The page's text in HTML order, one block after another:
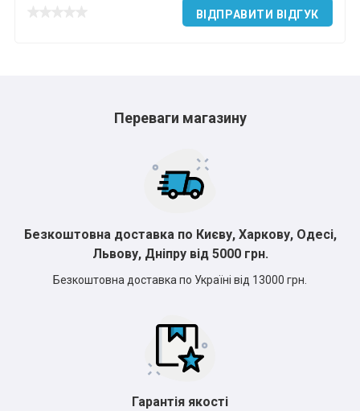
ВІДПРАВИТИ ВІДГУК
Переваги магазину
Безкоштовна доставка по Києву, Харкову, Одесі,
Львову, Дніпру від 5000 грн.
Безкоштовна доставка по Україні від 13000 грн.
Гарантія якості